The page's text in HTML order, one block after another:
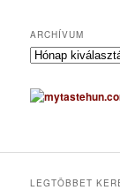
ARCHÍVUM
A
c
h
u
LEGTÖBBET